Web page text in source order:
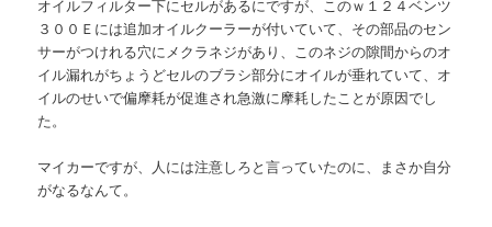
オイルフィルター下にセルがあるにですが、このｗ１２４ベンツ
３００Ｅには追加オイルクーラーが付いていて、その部品のセン
サーがつけれる穴にメクラネジがあり、このネジの隙間からのオ
イル漏れがちょうどセルのブラシ部分にオイルが垂れていて、オ
イルのせいで偏摩耗が促進され急激に摩耗したことが原因でし
た。
マイカーですが、人には注意しろと言っていたのに、まさか自分
がなるなんて。